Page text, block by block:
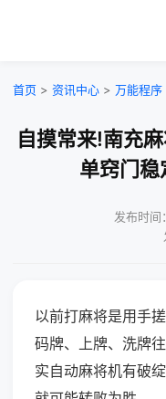
首页 > 资讯中心 > 万能程序
自摸常来!南充
单窍门
发布时
以前打麻将是用手
码牌、上牌、洗牌
实自动麻将机有破